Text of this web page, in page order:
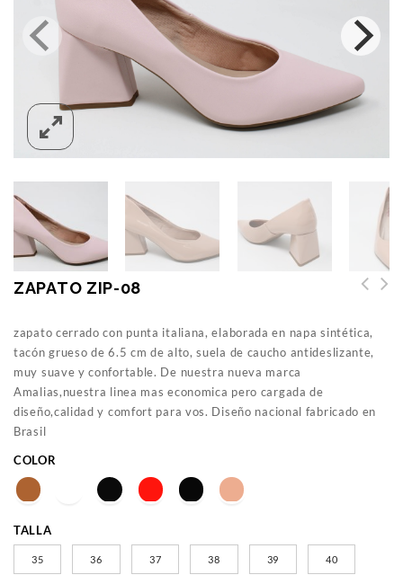
ZAPATO ZIP-08
zapato cerrado con punta italiana, elaborada en napa sintética,
tacón grueso de 6.5 cm de alto, suela de caucho antideslizante,
muy suave y confortable. De nuestra nueva marca
Amalias,nuestra linea mas economica pero cargada de
diseño,calidad y comfort para vos. Diseño nacional fabricado en
Brasil
COLOR
TALLA
35 36 37 38 39 40